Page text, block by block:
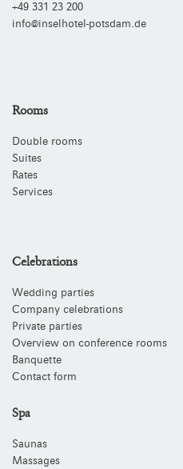
+49 331 23 200
info@inselhotel-potsdam.de
Rooms
Double rooms
Suites
Rates
Services
Celebrations
Wedding parties
Company celebrations
Private parties
Overview on conference rooms
Banquette
Contact form
Spa
Saunas
Massages